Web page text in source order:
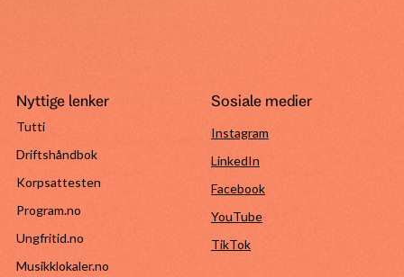
Nyttige lenker
Tutti
Driftshåndbok
Korpsattesten
Program.no
Ungfritid.no
Musikklokaler.no
Sosiale medier
Instagram
LinkedIn
Facebook
YouTube
TikTok